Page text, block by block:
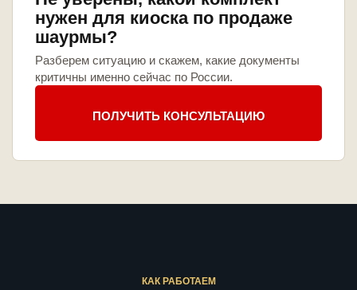
нужен для киоска по продаже
шаурмы?
Разберем ситуацию и скажем, какие документы
критичны именно сейчас по России.
ПОЛУЧИТЬ КОНСУЛЬТАЦИЮ
КАК РАБОТАЕМ